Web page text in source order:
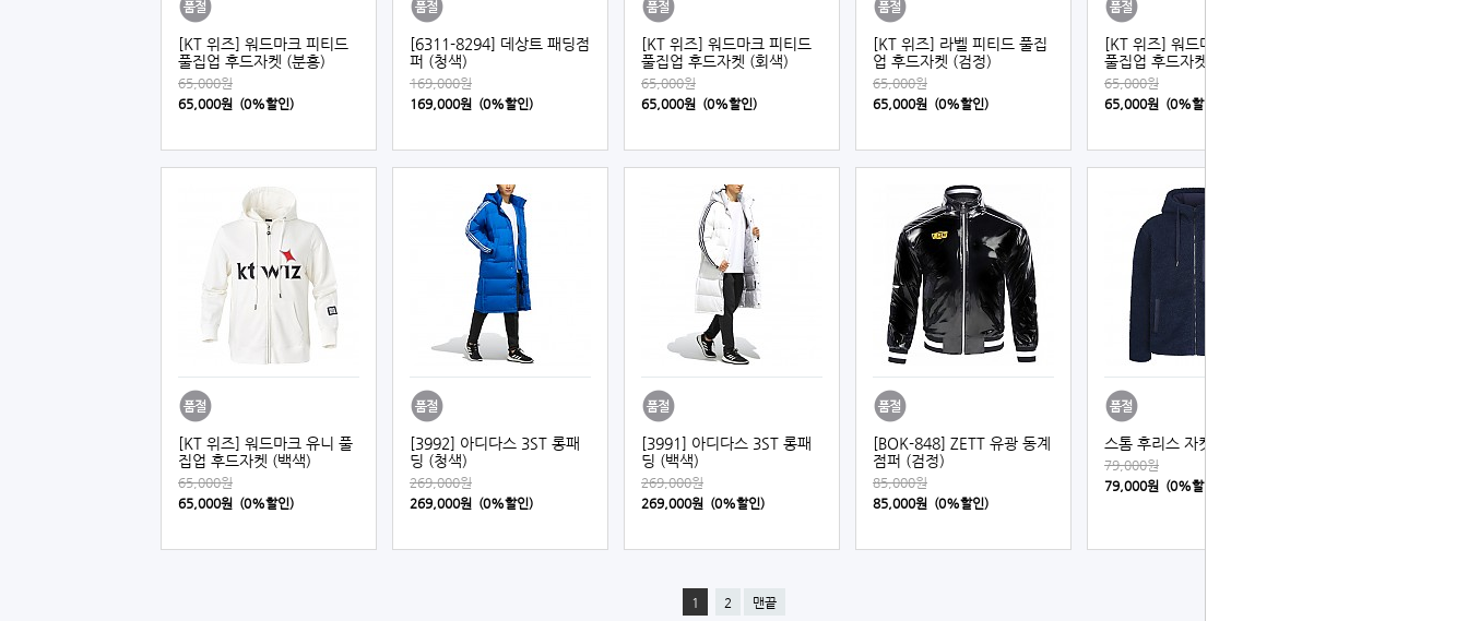
[KT 위즈] 워드마크 피티드
풀집업 후드자켓 (분홍)
65,000원
65,000원 (0%할인)
[6311-8294] 데상트 패딩점
퍼 (청색)
169,000원
169,000원 (0%할인)
[KT 위즈] 워드마크 피티드
풀집업 후드자켓 (회색)
65,000원
65,000원 (0%할인)
[KT 위즈] 라벨 피티드 풀집
업 후드자켓 (검정)
65,000원
65,000원 (0%할인)
[KT 위즈] 워드마크 피티드
풀집업 후드자켓 (검정)
65,000원
65,000원 (0%할인)
[KT 위즈] 워드마크 유니 풀
집업 후드자켓 (백색)
65,000원
65,000원 (0%할인)
[3992] 아디다스 3ST 롱패
딩 (청색)
269,000원
269,000원 (0%할인)
[3991] 아디다스 3ST 롱패
딩 (백색)
269,000원
269,000원 (0%할인)
[BOK-848] ZETT 유광 동계
점퍼 (검정)
85,000원
85,000원 (0%할인)
스톰 후리스 자켓 (남색)
79,000원
79,000원 (0%할인)
1 2 맨끝